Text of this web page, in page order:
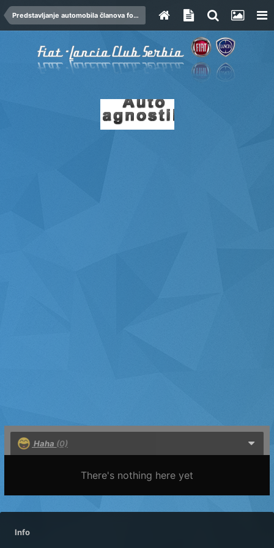
Predstavljanje automobila članova foruma
Haha (0)
There's nothing here yet
Info